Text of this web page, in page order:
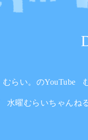
むらい。のYouTube
水曜むらいちゃんねる